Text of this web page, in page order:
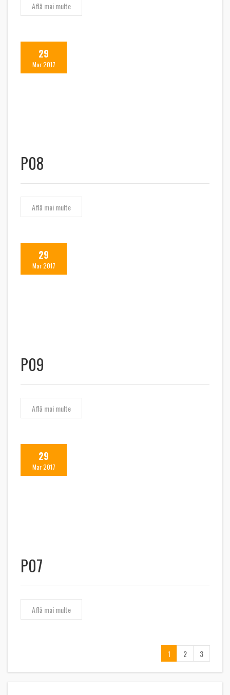
Află mai multe
29
Mar 2017
P08
Află mai multe
29
Mar 2017
P09
Află mai multe
29
Mar 2017
P07
Află mai multe
1 2 3